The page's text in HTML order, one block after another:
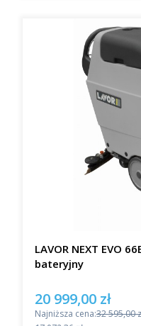
LAVOR NEXT EVO
bateryjny
Cena promocyjna
20 999,00 zł
Najniższa cena:32 595,00